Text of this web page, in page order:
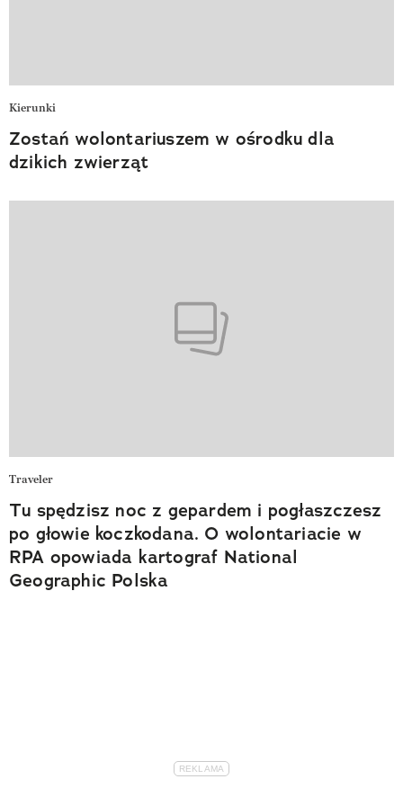
Kierunki
Zostań wolontariuszem w ośrodku dla
dzikich zwierząt
Traveler
Tu spędzisz noc z gepardem i pogłaszczesz
po głowie koczkodana. O wolontariacie w
RPA opowiada kartograf National
Geographic Polska